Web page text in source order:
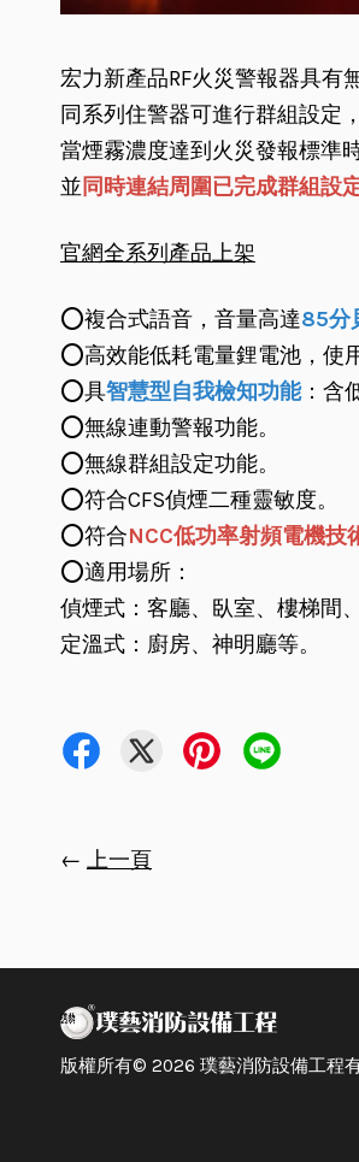
宏力新產品RF火災警報器具有
同系列住警器可進行群組設定
當煙霧濃度達到火災發報標準
並同時連結周圍已完成群組設
官網全系列產品上架
⭕️複合式語音，音量高達85分
⭕️高效能低耗電量鋰電池，使
⭕️具智慧型自我檢知功能：含
⭕️無線連動警報功能。
⭕️無線群組設定功能。
⭕️符合CFS偵煙二種靈敏度。
⭕️符合NCC低功率射頻電機技
⭕️適用場所：
偵煙式：客廳、臥室、樓梯間
定溫式：廚房、神明廳等。
← 上一頁
版權所有© 2026 璞藝消防設備